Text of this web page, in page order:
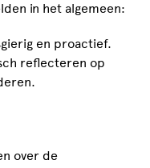
in het algemeen:
en proactief.
reflecteren op
over de